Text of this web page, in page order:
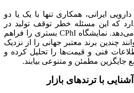
ایرانی، همکاری تنها با یک یا دو
که این مسئله خطر توقف تولید در
شرایط بحرانی را افزایش می‌دهد. نمایشگاه CPhI بستری را فراهم
چندین برند معتبر جهانی را از نزدیک
فنی و قیمت‌ها را تحلیل کرده و
جایگزین مطمئن و متنوعی بیابند.
با ترندهای بازار